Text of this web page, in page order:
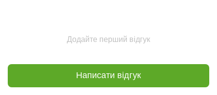
Додайте перший відгук
Написати відгук